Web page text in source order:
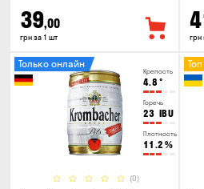
39,00
грн за 1 шт грн
Крепость
4.8 °
Горечь
23 IBU
Плотность
11.2 %
(0)
Только онлайн